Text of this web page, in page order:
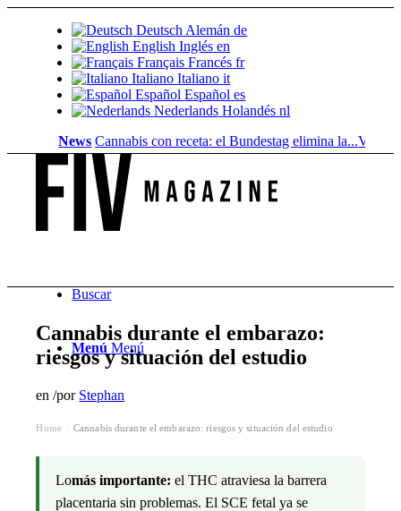
Deutsch Alemán de
English Inglés en
Français Francés fr
Italiano Italiano it
Español Español es
Nederlands Holandés nl
News Cannabis con receta: el Bundestag elimina la... Valor del
Buscar
Menú Menú
Cannabis durante el embarazo:
riesgos y situación del estudio
en/por Stephan
Home Cannabis durante el embarazo: riesgos y situación del estudio
Lomás importante: el THC atraviesa la barrera
placentaria sin problemas. El SCE fetal ya se